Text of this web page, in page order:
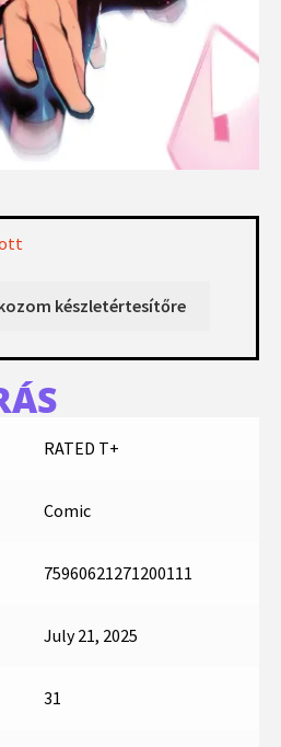
RATED T+
Comic
75960621271200111
July 21, 2025
31